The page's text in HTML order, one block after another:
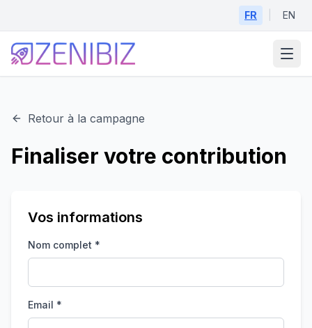
FR EN
Retour à la campagne
Finaliser votre contribution
Vos informations
Nom complet *
Email *